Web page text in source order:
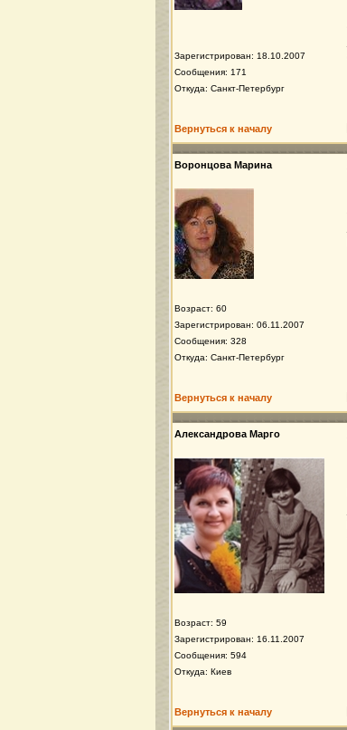
Зарегистрирован: 18.10.2007
Сообщения: 171
Откуда: Санкт-Петербург
Вернуться к началу
Воронцова Марина
Возраст: 60
Зарегистрирован: 06.11.2007
Сообщения: 328
Откуда: Санкт-Петербург
Вернуться к началу
Александрова Марго
Возраст: 59
Зарегистрирован: 16.11.2007
Сообщения: 594
Откуда: Киев
Вернуться к началу